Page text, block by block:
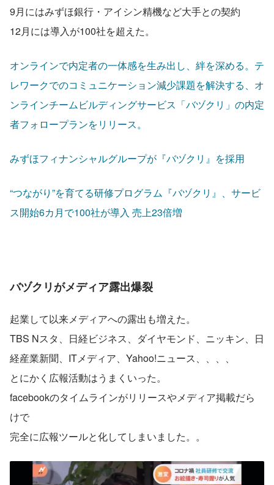
9月にはみずほ銀行・アイシン精機など大手との契約
12月には導入が100社を超えた。
オンラインで内定者の一体感を生み出し、絆を深める。テ
レワークでのコミュニケーション減少課題を解決する、オ
ンラインチームビルディングサービス「バヅクリ」の内定
者フォロープランをリリース。
みずほフィナンシャルグループが『バヅクリ』を採用
“つながり”を育てる研修プログラム『バヅクリ』、サービ
ス開始6カ月で100社が導入 売上23倍増
バヅクリがメディア露出爆裂
起業して以来メディアへの露出も増えた。
TBS Nスタ、日経ビジネス、ダイヤモンド、ニッキン、日
経産業新聞、ITメディア、Yahoo!ニュース、、、、
とにかく広報活動はうまくいった。
facebookのタイムラインがリリースやメディア掲載だら
けで
完全に広報ツールと化してしまいました。。